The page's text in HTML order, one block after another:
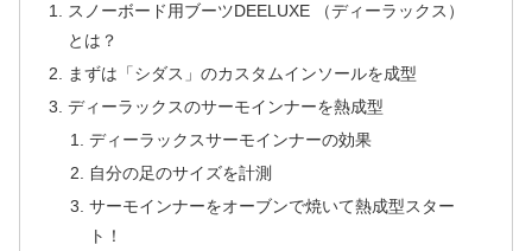
スノーボード用ブーツDEELUXE （ディーラックス）
とは？
まずは「シダス」のカスタムインソールを成型
ディーラックスのサーモインナーを熱成型
ディーラックスサーモインナーの効果
自分の足のサイズを計測
サーモインナーをオーブンで焼いて熱成型スター
ト！